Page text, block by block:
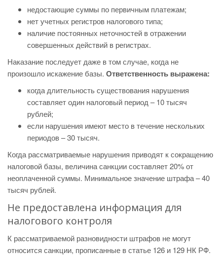
недостающие суммы по первичным платежам;
нет учетных регистров налогового типа;
наличие постоянных неточностей в отражении
совершенных действий в регистрах.
Наказание последует даже в том случае, когда не
произошло искажение базы. Ответственность выражена:
когда длительность существования нарушения
составляет один налоговый период – 10 тысяч
рублей;
если нарушения имеют место в течение нескольких
периодов – 30 тысяч.
Когда рассматриваемые нарушения приводят к сокращению
налоговой базы, величина санкции составляет 20% от
неоплаченной суммы. Минимальное значение штрафа – 40
тысяч рублей.
Не предоставлена информация для
налогового контроля
К рассматриваемой разновидности штрафов не могут
относится санкции, прописанные в статье 126 и 129 НК РФ.